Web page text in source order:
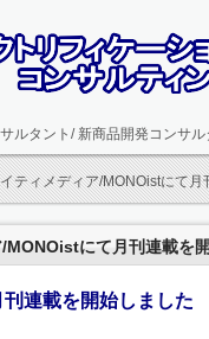
ルタント/ 新商品開発コンサル
ティメディア/MONOistにて
MONOistにて月刊連載を
刊連載を開始しました